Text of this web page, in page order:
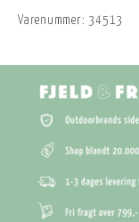
Varenummer: 34513